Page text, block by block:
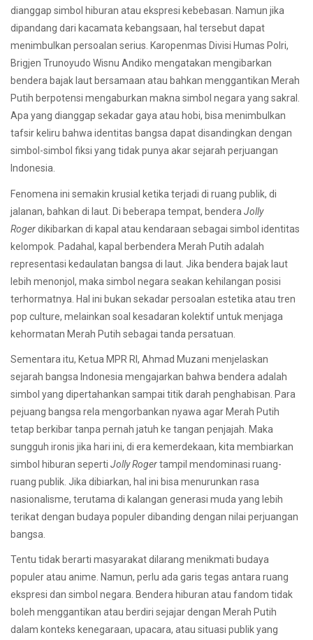
dianggap simbol hiburan atau ekspresi kebebasan. Namun jika
dipandang dari kacamata kebangsaan, hal tersebut dapat
menimbulkan persoalan serius. Karopenmas Divisi Humas Polri,
Brigjen Trunoyudo Wisnu Andiko mengatakan mengibarkan
bendera bajak laut bersamaan atau bahkan menggantikan Merah
Putih berpotensi mengaburkan makna simbol negara yang sakral.
Apa yang dianggap sekadar gaya atau hobi, bisa menimbulkan
tafsir keliru bahwa identitas bangsa dapat disandingkan dengan
simbol-simbol fiksi yang tidak punya akar sejarah perjuangan
Indonesia.
Fenomena ini semakin krusial ketika terjadi di ruang publik, di
jalanan, bahkan di laut. Di beberapa tempat, bendera Jolly
Rogerdikibarkan di kapal atau kendaraan sebagai simbol identitas
kelompok. Padahal, kapal berbendera Merah Putih adalah
representasi kedaulatan bangsa di laut. Jika bendera bajak laut
lebih menonjol, maka simbol negara seakan kehilangan posisi
terhormatnya. Hal ini bukan sekadar persoalan estetika atau tren
pop culture, melainkan soal kesadaran kolektif untuk menjaga
kehormatan Merah Putih sebagai tanda persatuan.
Sementara itu, Ketua MPR RI, Ahmad Muzani menjelaskan
sejarah bangsa Indonesia mengajarkan bahwa bendera adalah
simbol yang dipertahankan sampai titik darah penghabisan. Para
pejuang bangsa rela mengorbankan nyawa agar Merah Putih
tetap berkibar tanpa pernah jatuh ke tangan penjajah. Maka
sungguh ironis jika hari ini, di era kemerdekaan, kita membiarkan
simbol hiburan seperti Jolly Rogertampil mendominasi ruang-
ruang publik. Jika dibiarkan, hal ini bisa menurunkan rasa
nasionalisme, terutama di kalangan generasi muda yang lebih
terikat dengan budaya populer dibanding dengan nilai perjuangan
bangsa.
Tentu tidak berarti masyarakat dilarang menikmati budaya
populer atau anime. Namun, perlu ada garis tegas antara ruang
ekspresi dan simbol negara. Bendera hiburan atau fandom tidak
boleh menggantikan atau berdiri sejajar dengan Merah Putih
dalam konteks kenegaraan, upacara, atau situasi publik yang